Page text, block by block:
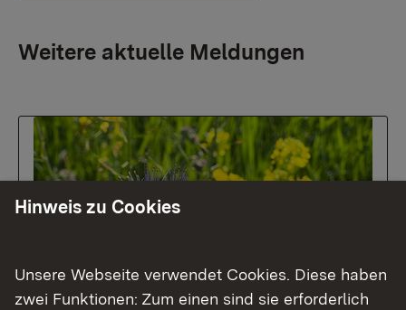
Weitere aktuelle Meldungen
Hinweis zu Cookies
Unsere Webseite verwendet Cookies. Diese haben
zwei Funktionen: Zum einen sind sie erforderlich